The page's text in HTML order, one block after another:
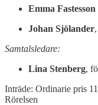
Emma
Johan Sjölander
Samtalsledare:
Lina Stenberg,
Inträde: Ordinarie pris
Rörelsen